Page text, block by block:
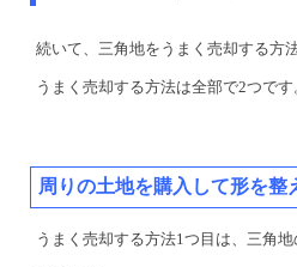
続いて、三角地をうまく売却する方
うまく売却する方法は全部で2つです
周りの土地を購入して形を整
うまく売却する方法1つ目は、三角